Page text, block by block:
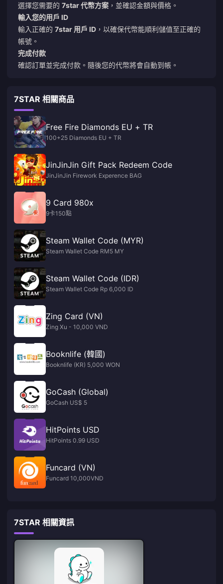
選擇您需要的 7star 代幣方案 ，並確認金額與價格。
輸入您的用戶 ID
輸入正確的 7star 用戶 ID ，以確保代幣能順利儲值至正確的
帳號。
完成付款
確認訂單並完成付款。隨後您的代幣將會自動到帳。
7STAR 相關商品
Free Fire Diamonds EU + TR
100+25 Diamonds EU + TR
JinJinJin Gift Pack Redeem Code
JinJinJin Firework Experence BAG
9 Card 980x
9卡150點
Steam Wallet Code (MYR)
Steam Wallet Code RM5 MY
Steam Wallet Code (IDR)
Steam Wallet Code Rp 6,000 ID
Zing Card (VN)
Zing Xu - 10,000 VND
Booknlife (韓國)
Booknlife (KR) 5,000 WON
GoCash (Global)
GoCash US$ 5
HitPoints USD
HitPoints 0.99 USD
Funcard (VN)
Funcard 10,000VND
7STAR 相關資訊